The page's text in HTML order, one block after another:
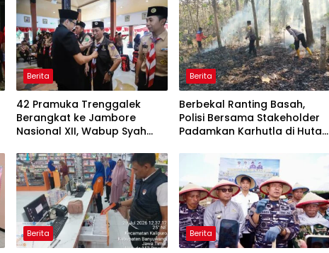
Berita
42 Pramuka Trenggalek
Berangkat ke Jambore
Nasional XII, Wabup Syah
Daerah
Berita
Berbekal Ranting Basah,
Polisi Bersama Stakeholder
Padamkan Karhutla di Hutan
Berita Berita